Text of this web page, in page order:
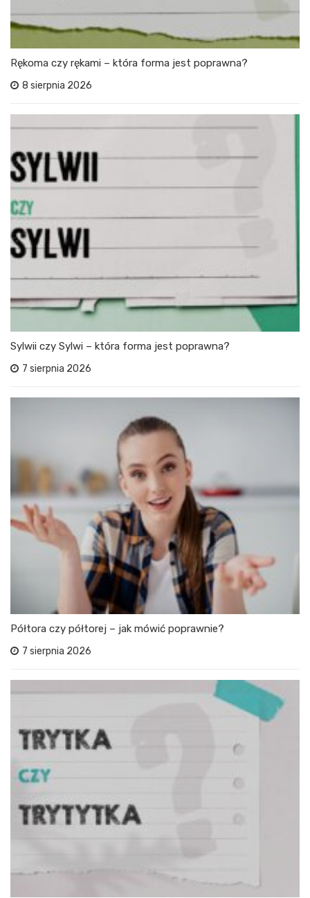
Rękoma czy rękami – która forma jest poprawna?
8 sierpnia 2026
Sylwii czy Sylwi – która forma jest poprawna?
7 sierpnia 2026
Półtora czy półtorej – jak mówić poprawnie?
7 sierpnia 2026